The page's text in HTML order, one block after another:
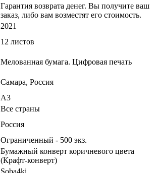
Гарантия возврата денег. Вы получите ваш
заказ, либо вам возместят его стоимость.
2021
12 листов
Мелованная бумага. Цифровая печать
Самара, Россия
А3
Все страны
Россия
Ограниченный - 500 экз.
Бумажный конверт коричневого цвета
(Крафт-конверт)